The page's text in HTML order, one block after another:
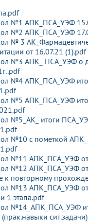
№1 АПК_ПСА_УЭФ
№2 АПК_ПСА_УЭФ
№ 3
от 16.07.21 (1).pdf
№3 АПК_ ПСА_УЭФ о
№4 АПК_ПСА_УЭФ
№5 АПК_ПСА_УЭФ
№5_АК_ итоги
№10 с пометкой
№11 АПК_ПСА_УЭФ от
№12 АПК_ПСА_УЭФ
к повторному
№13 АПК_ПСА_УЭФ от
1 этапа.pdf
№14_АПК_ПСА_УЭФ
(прак.навыки